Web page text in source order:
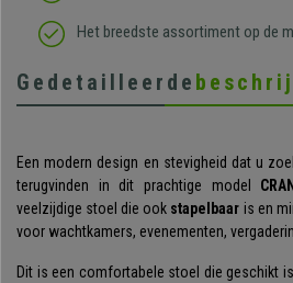
Het breedste assortiment op de
Gedetailleerde
Een modern design en stevigheid dat u
terugvinden in dit prachtige model
veelzijdige stoel die ook stapelbaar is en
voor wachtkamers, evenementen,
Dit is een comfortabele stoel die geschikt